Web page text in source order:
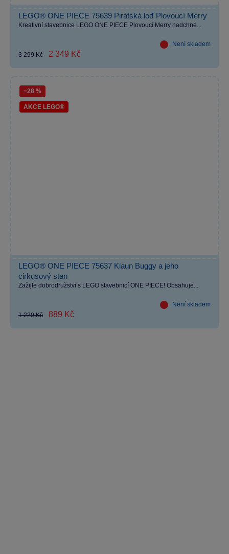
LEGO® ONE PIECE 75639 Pirátská loď Plovoucí Merry
Kreativní stavebnice LEGO ONE PIECE Plovoucí Merry nadchne...
Není skladem
3 299 Kč
2 349 Kč
−28 %
AKCE LEGO®
LEGO® ONE PIECE 75637 Klaun Buggy a jeho
cirkusový stan
Zažijte dobrodružství s LEGO stavebnicí ONE PIECE! Obsahuje...
Není skladem
1 229 Kč
889 Kč